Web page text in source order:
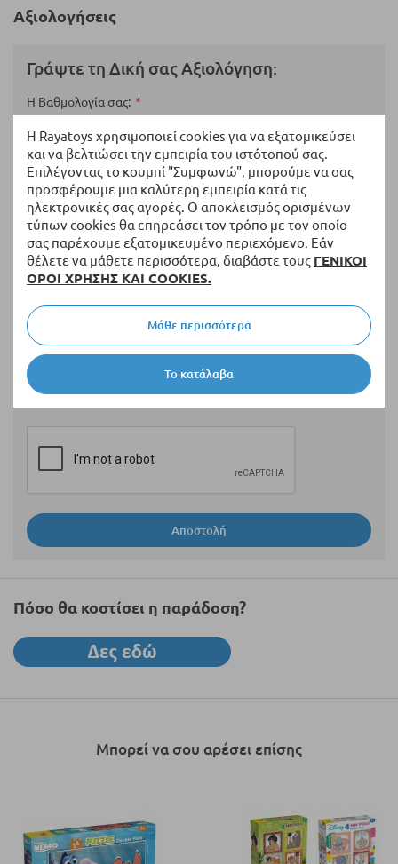
Η Rayatoys χρησιμοποιεί cookies για να εξατομικεύσει
και να βελτιώσει την εμπειρία του ιστότοπού σας.
Επιλέγοντας το κουμπί "Συμφωνώ", μπορούμε να σας
προσφέρουμε μια καλύτερη εμπειρία κατά τις
ηλεκτρονικές σας αγορές. Ο αποκλεισμός ορισμένων
τύπων cookies θα επηρεάσει τον τρόπο με τον οποίο
σας παρέχουμε εξατομικευμένο περιεχόμενο. Εάν
θέλετε να μάθετε περισσότερα, διαβάστε τους ΓΕΝΙΚΟΙ
ΟΡΟΙ ΧΡΗΣΗΣ ΚΑΙ COOKIES.
Το κατάλαβα
Μάθε περισσότερα
Αξιολογήσεις
Γράψτε τη Δική σας Αξιολόγηση:
Η Βαθμολογία σας
1
star
2
stars
3
stars
4
stars
5
stars
Ονοματεπώνυμο
Περίληψη
Αξιολόγηση
Αποστολή
Πόσο θα κοστίσει η παράδοση?
Μπορεί να σου αρέσει επίσης